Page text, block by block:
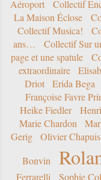
Aéroport
Collectif
La Maison Éclose
Collectif Musica!
ans…
Collectif Sur
page et une spatule
extraordinaire
Driot
Erida Bega
Françoise Favre
Heike Fiedler
Marie Chardon
Gerig
Olivier Chapuis
Bonvin
Ferrarelli
Sophie